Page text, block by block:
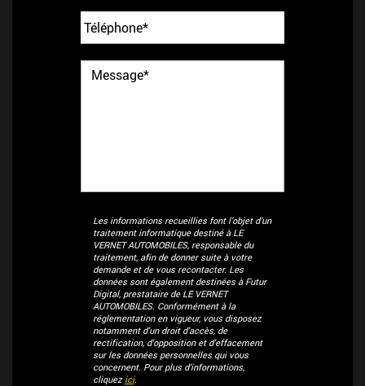
Les informations recueillies font l’objet d’un
traitement informatique destiné àLE
VERNET AUTOMOBILES, responsable du
traitement, afin de donner suite à votre
demande et de vous recontacter. Les
données sont également destinées à Futur
Digital, prestataire de LE VERNET
AUTOMOBILES. Conformément à la
réglementation en vigueur, vous disposez
notamment d'un droit d'accès, de
rectification, d'opposition et d'effacement
sur les données personnelles qui vous
concernent. Pour plus d’informations,
cliquez ici.